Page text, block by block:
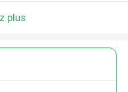
plus